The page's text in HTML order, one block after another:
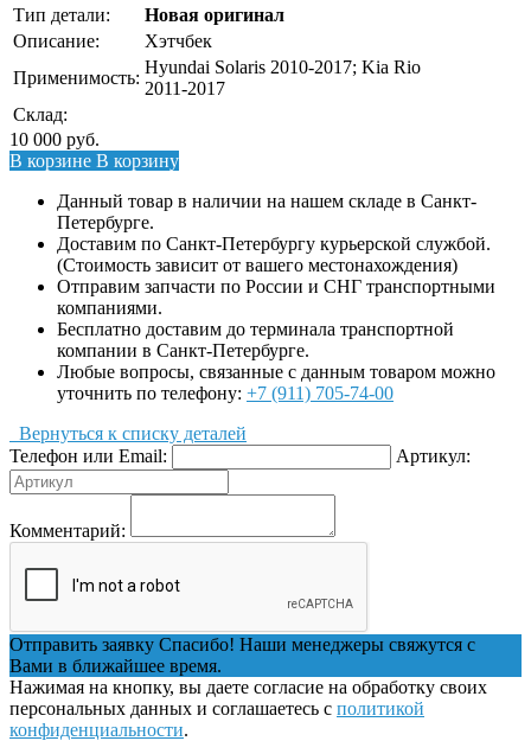
Тип детали:
Новая оригинал
Описание:
Хэтчбек
Применимость:
Hyundai Solaris 2010-2017; Kia Rio
2011-2017
Склад:
10 000 руб.
В корзине В корзину
Данный товар в наличии на нашем складе в Санкт-
Петербурге.
Доставим по Санкт-Петербургу курьерской службой.
(Стоимость зависит от вашего местонахождения)
Отправим запчасти по России и СНГ транспортными
компаниями.
Бесплатно доставим до терминала транспортной
компании в Санкт-Петербурге.
Любые вопросы, связанные с данным товаром можно
уточнить по телефону: +7 (911) 705-74-00
Вернуться к списку деталей
Телефон или Email:
Артикул:
Комментарий:
Отправить заявку Спасибо! Наши менеджеры свяжутся с
Вами в ближайшее время.
Нажимая на кнопку, вы даете согласие на обработку своих
персональных данных и соглашаетесь с политикой
конфиденциальности.